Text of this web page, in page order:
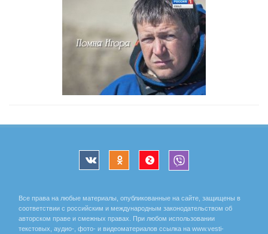
Все права на любые материалы, опубликованные на сайте, защищены в
соответствии с российским и международным законодательством об
авторском праве и смежных правах. При любом использовании
текстовых, аудио-, фото- и видеоматериалов ссылка на www.vesti-